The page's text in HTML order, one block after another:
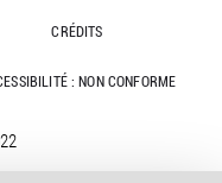
CRÉDITS
: NON CONFORME